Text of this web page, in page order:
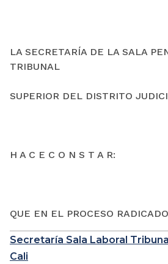
LA SECRETARÍA DE LA SALA
TRIBUNAL
SUPERIOR DEL DISTRITO
H A C E C O N S T A R:
QUE EN EL PROCESO
Secretaría Sala Laboral
Cali